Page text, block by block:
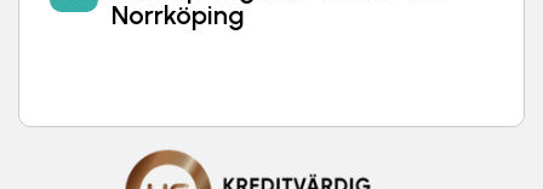
Norrköping